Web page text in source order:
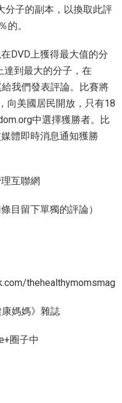
分子的副本，以換取此評
的。
DVD上獲得最大值的分
達到最大的分子，在
我們發表評論。比賽將
向美國居民開放，只有18
中選擇獲勝者。比
體即時消息通知獲勝
互聯網
目留下單獨的評論）
thehealthymomsmag
媽媽》雜誌
圈子中